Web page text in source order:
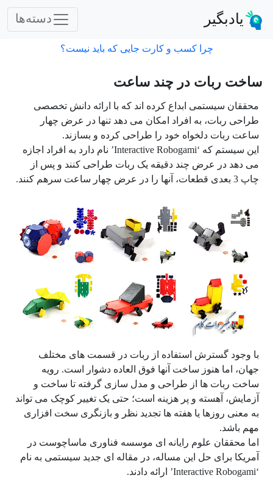
یادبگیر دسته‌ها
چرا کسب و کارت جایی که باید نیست؟
ساخت ربات در چند ساعت
محققان سیستمی ابداع کرده اند که با ارائه دانش تخصصی
طراحی ربات، به افراد امکان می دهد تنها در عرض چهار
ساعت ربات دلخواه خود را طراحی کرده و بسازند.
این سیستم که ‘Interactive Robogami’ نام دارد به افراد اجازه
می دهد در عرض چند دقیقه یک ربات طراحی کنند و پس از
چاپ 3 بعدی قطعات، آنها را در عرض چهار ساعت سرهم کنند.
با وجود گسترش استفاده از ربات در قسمت های مختلف
جهان، اما هنوز ساخت آنها فوق العاده دشوار است. رویه
ساخت ربات ها از طراحی و مدل سازی گرفته تا ساخت و
آزمایش، آهسته و پر هزینه است؛ حتی یک تغییر کوچک می تواند
به معنی روزها یا هفته ها تجدید نظر و بازنگری سخت افزاری
مهم باشد.
اما محققان علوم رایانه ای موسسه فناوری ماساچوست در
آمریکا برای حل این مساله، در مقاله ای جدید سیستمی به نام
‘Interactive Robogami’ ارائه دادند.